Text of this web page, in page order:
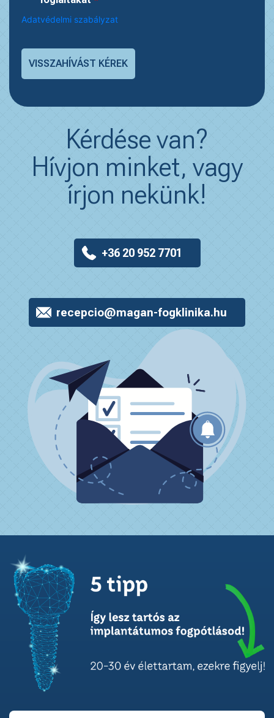
Adatvédelmi szabályzat
Kérdése van?
Hívjon minket, vagy
írjon nekünk!
+36 20 952 7701
recepcio@magan-fogklinika.hu